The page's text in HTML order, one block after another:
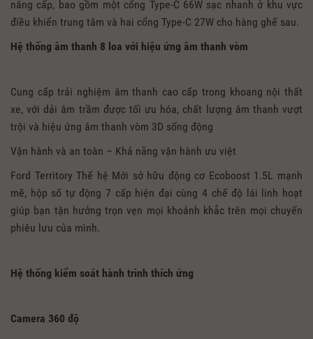
nâng cấp, bao gồm một cổng Type-C 66W sạc nhanh ở khu vực
điều khiển trung tâm và hai cổng Type-C 27W cho hàng ghế sau.
Hệ thống âm thanh 8 loa với hiệu ứng âm thanh vòm
Cung cấp trải nghiệm âm thanh cao cấp trong khoang nội thất
xe, với dải âm trầm được tối ưu hóa, chất lượng âm thanh vượt
trội và hiệu ứng âm thanh vòm 3D sống động
Vận hành và an toàn – Khả năng vận hành ưu việt
Ford Territory Thế hệ Mới sở hữu động cơ Ecoboost 1.5L mạnh
mẽ, hộp số tự động 7 cấp hiện đại cùng 4 chế độ lái linh hoạt
giúp bạn tận hưởng trọn vẹn mọi khoảnh khắc trên mọi chuyến
phiêu lưu của mình.
Hệ thống kiểm soát hành trình thích ứng
Camera 360 độ